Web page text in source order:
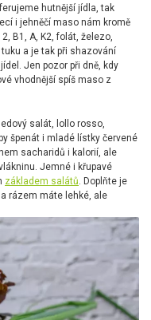
hutnější jídla, tak
i jehněčí maso nám kromě
B1, A, K2, folát, železo,
a je tak při shazování
Jen pozor při dně, kdy
vhodnější spíš maso z
salát, lollo rosso,
špenát i mladé lístky červené
sacharidů i kalorií, ale
Jemné i křupavé
základem salátů . Doplňte je
rázem máte lehké, ale